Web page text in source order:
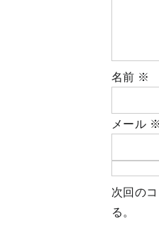
名前 ※
メール ※
次回の
る。